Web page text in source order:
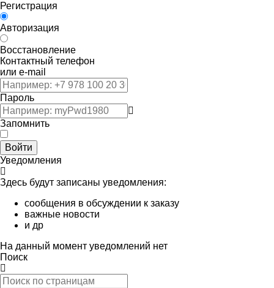
Регистрация
Авторизация
Восстановление
Контактный телефон
или e-mail
Пароль
Запомнить
Войти
Уведомления
Здесь будут записаны уведомления:
сообщения в обсуждении к заказу
важные новости
и др
На данный момент уведомлений нет
Поиск